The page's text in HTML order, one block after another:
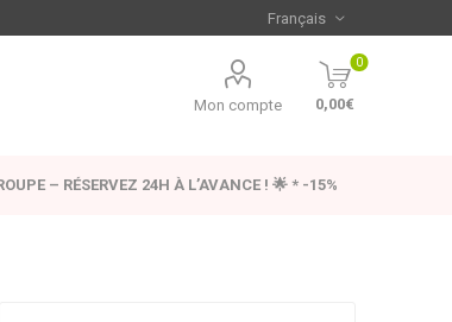
Mon compte
0
0,00€
– RÉSERVEZ 24H À L’AVANCE ! 🌟 * -15%